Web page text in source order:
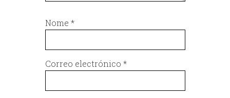
Nome *
Correo electrónico *